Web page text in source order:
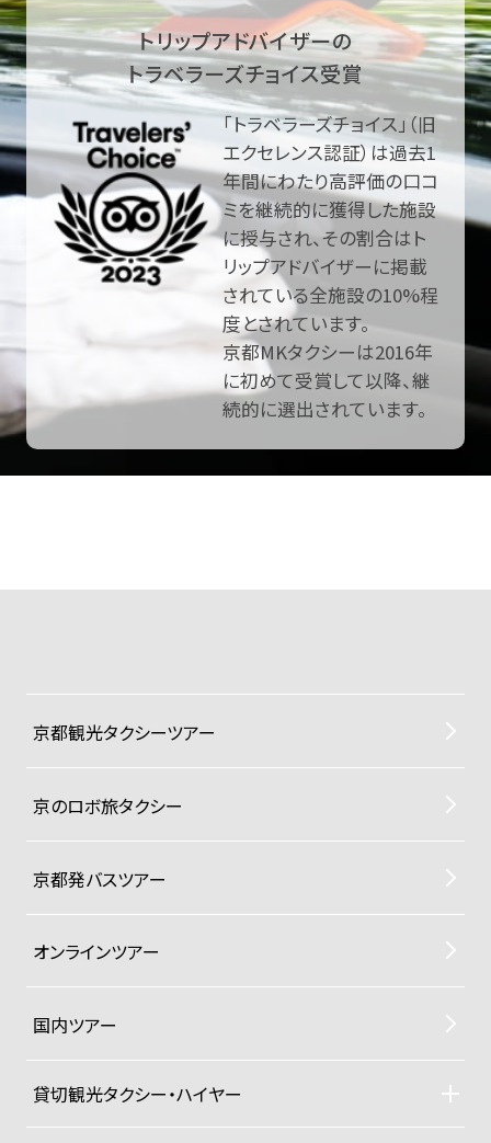
トリップアドバイザーの
トラベラーズチョイス受賞
「トラベラーズチョイス」（旧
エクセレンス認証）は過去1
年間にわたり高評価の口コ
ミを継続的に獲得した施設
に授与され、その割合はト
リップアドバイザーに掲載
されている全施設の10%程
度とされています。
京都MKタクシーは2016年
に初めて受賞して以降、継
続的に選出されています。
京都観光タクシーツアー
京のロボ旅タクシー
京都発バスツアー
オンラインツアー
国内ツアー
貸切観光タクシー・ハイヤー
貸切観光タクシー・ハイヤーTOP